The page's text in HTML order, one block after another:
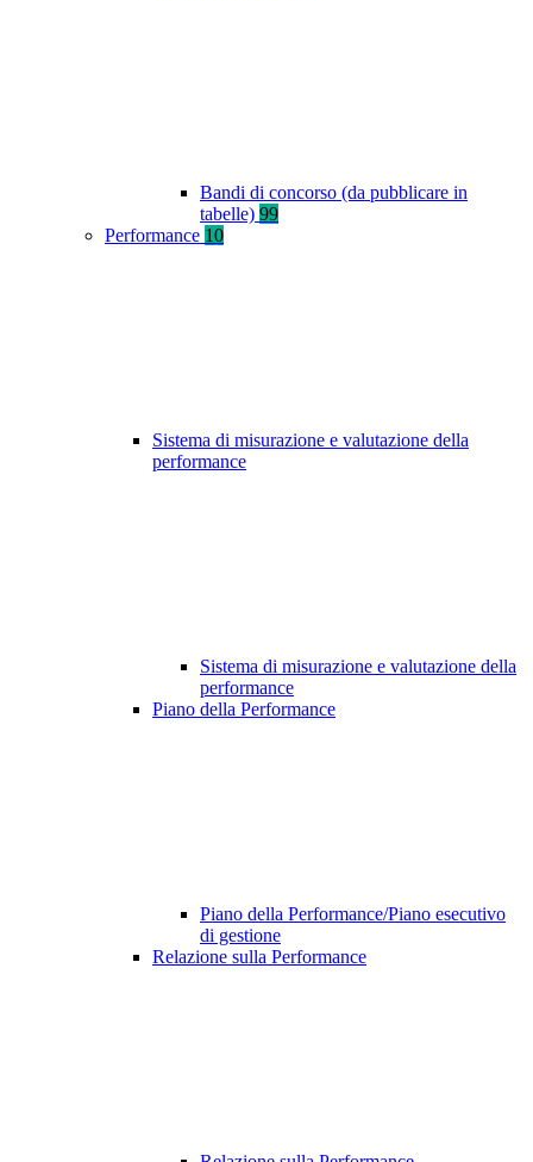
Bandi di concorso (da pubblicare in
tabelle) 99
Performance 10
Sistema di misurazione e valutazione della
performance
Sistema di misurazione e valutazione della
performance
Piano della Performance
Piano della Performance/Piano esecutivo
di gestione
Relazione sulla Performance